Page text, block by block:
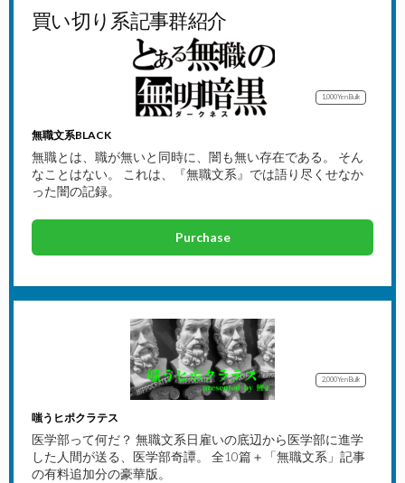
買い切り系記事群紹介
1,000YenBulk
無職文系BLACK
無職とは、職が無いと同時に、闇も無い存在である。 そん
なことはない。 これは、『無職文系』では語り尽くせなか
った闇の記録。
Purchase
2,000YenBulk
嗤うヒポクラテス
医学部って何だ？ 無職文系日雇いの底辺から医学部に進学
した人間が送る、医学部奇譚。 全10篇＋「無職文系」記事
の有料追加分の豪華版。